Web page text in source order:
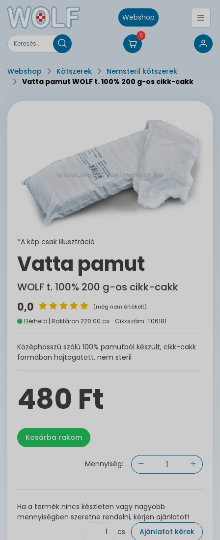
Webshop
0
Webshop Kötszerek
Nemsteril kötszerek
Vatta pamut WOLF t. 100% 200 g-os cikk-cakk
*A kép csak illusztráció
Vatta pamut
WOLF t. 100% 200 g-os cikk-cakk
0,0 (még nem értékelt)
Elérhető | Raktáron 220.00 cs Cikkszám: T06181
Középhosszú szálú 100% pamutból készült, cikk-cakk
formában hajtogatott, nem steril
480 Ft
Mennyiség:
Ha a termék nincs készleten vagy nagyobb
mennyiségben szeretne rendelni, kérjen ajánlatot!
cs
Ajánlatot kérek